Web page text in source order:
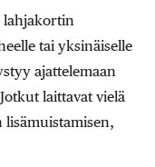
lahjakortin
tai yksinäiselle
ajattelemaan
laittavat vielä